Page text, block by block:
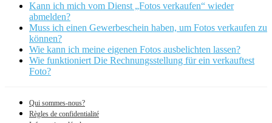
Kann ich mich vom Dienst „Fotos verkaufen“ wieder
abmelden?
Muss ich einen Gewerbeschein haben, um Fotos verkaufen zu
können?
Wie kann ich meine eigenen Fotos ausbelichten lassen?
Wie funktioniert Die Rechnungsstellung für ein verkauftest
Foto?
Qui sommes-nous?
Règles de confidentialité